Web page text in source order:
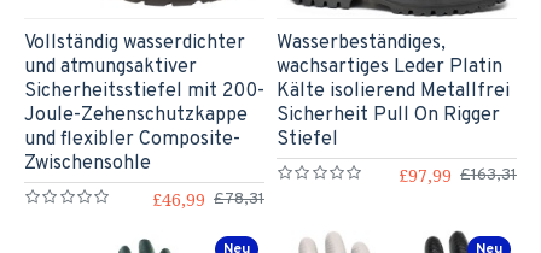
Vollständig wasserdichter
und atmungsaktiver
Sicherheitsstiefel mit 200-
Joule-Zehenschutzkappe
und flexibler Composite-
Zwischensohle
£46,99 £78,31
Wasserbeständiges,
wachsartiges Leder Platin
Kälte isolierend Metallfrei
Sicherheit Pull On Rigger
Stiefel
£97,99 £163,31